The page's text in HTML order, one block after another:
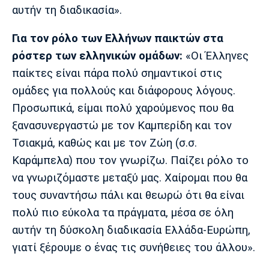
αυτήν τη διαδικασία».
Για τον ρόλο των Ελλήνων παικτών στα
ρόστερ των ελληνικών ομάδων: «Οι Έλληνες
παίκτες είναι πάρα πολύ σημαντικοί στις
ομάδες για πολλούς και διάφορους λόγους.
Προσωπικά, είμαι πολύ χαρούμενος που θα
ξανασυνεργαστώ με τον Καμπερίδη και τον
Τσιακμά, καθώς και με τον Ζώη (σ.σ.
Καράμπελα) που τον γνωρίζω. Παίζει ρόλο το
να γνωριζόμαστε μεταξύ μας. Χαίρομαι που θα
τους συναντήσω πάλι και θεωρώ ότι θα είναι
πολύ πιο εύκολα τα πράγματα, μέσα σε όλη
αυτήν τη δύσκολη διαδικασία Ελλάδα-Ευρώπη,
γιατί ξέρουμε ο ένας τις συνήθειες του άλλου».